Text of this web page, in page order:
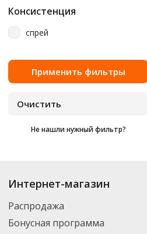
Консистенция
спрей
Не нашли нужный фильтр?
Купить
выбрать нужный товар и добавить
транспортной компанией DPD. Для
Интернет-магазин
Распродажа
Бонусная программа